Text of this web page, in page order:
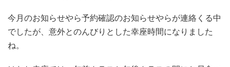
今月のお知らせやら予約確認のお知らせやらが連絡くる中
でしたが、意外とのんびりとした幸座時間になりました
ね。